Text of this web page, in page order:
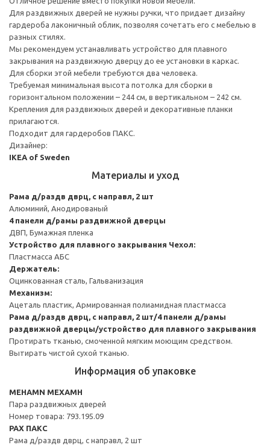
Для раздвижных дверей не нужны ручки, что придает дизайну
гардероба лаконичный облик, позволяя сочетать его с мебелью в
разных стилях.
Мы рекомендуем устанавливать устройство для плавного
закрывания на раздвижную дверцу до ее установки в каркас.
Для сборки этой мебели требуются два человека.
Требуемая минимальная высота потолка для сборки в
горизонтальном положении – 244 см, в вертикальном – 242 см.
Крепления для раздвижных дверей и декоративные планки
прилагаются.
Подходит для гардеробов ПАКС.
Дизайнер:
IKEA of Sweden
Материалы и уход
Рама д/раздв дврц, с направл, 2 шт
Алюминий, Анодированый
4 панели д/рамы раздвижной дверцы
ДВП, Бумажная пленка
Устройство для плавного закрывания Чехол:
Пластмасса АБС
Держатель:
Оцинкованная сталь, Гальванизация
Механизм:
Ацеталь пластик, Армированная полиамидная пластмасса
Рама д/раздв дврц, с направл, 2 шт/4 панели д/рамы
раздвижной дверцы/устройство для плавного закрывания
Протирать тканью, смоченной мягким моющим средством.
Вытирать чистой сухой тканью.
Информация об упаковке
MEHAMN МЕХАМН
Пара раздвижных дверей
Номер товара: 793.195.09
PAX ПАКС
Рама д/раздв дврц, с направл, 2 шт